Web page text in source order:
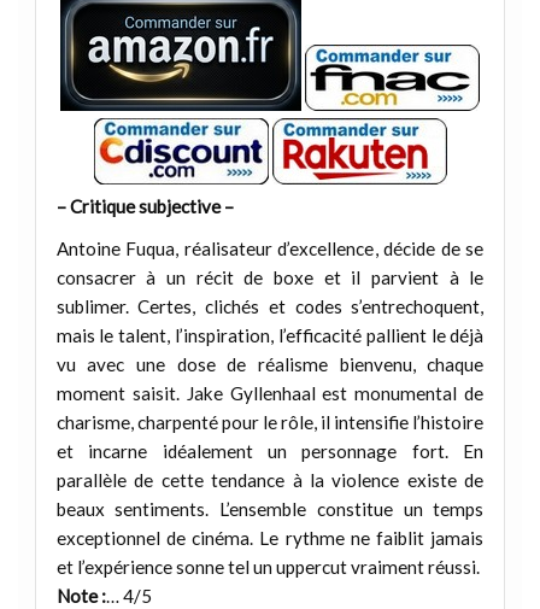
– Critique subjective –
Antoine Fuqua, réalisateur d’excellence, décide de se
consacrer à un récit de boxe et il parvient à le
sublimer. Certes, clichés et codes s’entrechoquent,
mais le talent, l’inspiration, l’efficacité pallient le déjà
vu avec une dose de réalisme bienvenu, chaque
moment saisit. Jake Gyllenhaal est monumental de
charisme, charpenté pour le rôle, il intensifie l’histoire
et incarne idéalement un personnage fort. En
parallèle de cette tendance à la violence existe de
beaux sentiments. L’ensemble constitue un temps
exceptionnel de cinéma. Le rythme ne faiblit jamais
et l’expérience sonne tel un uppercut vraiment réussi.
Note :… 4/5